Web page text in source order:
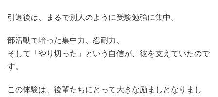
引退後は、まるで別人のように受験勉強に集中。
部活動で培った集中力、忍耐力、
そして「やり切った」という自信が、彼を支えていたので
す。
この体験は、後輩たちにとって大きな励ましとなりまし